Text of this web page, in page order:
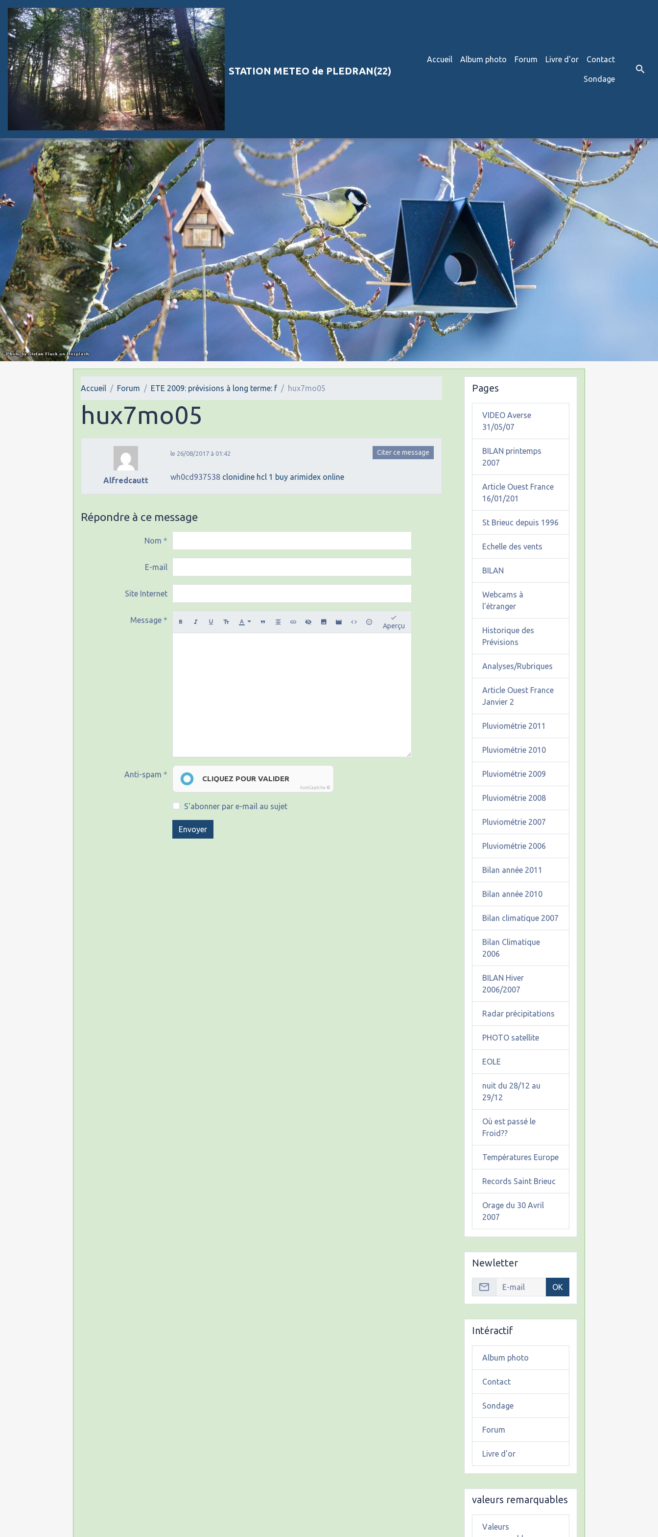
STATION METEO de PLEDRAN(22)
Accueil Album photo Forum Livre d'or Contact
Sondage
Accueil Forum ETE 2009: prévisions à long terme: f hux7mo05
hux7mo05
Alfredcautt
le 26/08/2017 à 01:42 Citer ce message
wh0cd937538 clonidine hcl 1 buy arimidex online
Répondre à ce message
Nom
E-mail
Site Internet
Message
Aperçu
Anti-spam CLIQUEZ POUR VALIDER
IconCaptcha ©
S'abonner par e-mail au sujet
Envoyer
Pages
VIDEO Averse
31/05/07
BILAN printemps
2007
Article Ouest France
16/01/201
St Brieuc depuis 1996
Echelle des vents
BILAN
Webcams à
l'étranger
Historique des
Prévisions
Analyses/Rubriques
Article Ouest France
Janvier 2
Pluviométrie 2011
Pluviométrie 2010
Pluviométrie 2009
Pluviométrie 2008
Pluviométrie 2007
Pluviométrie 2006
Bilan année 2011
Bilan année 2010
Bilan climatique 2007
Bilan Climatique
2006
BILAN Hiver
2006/2007
Radar précipitations
PHOTO satellite
EOLE
nuit du 28/12 au
29/12
Où est passé le
Froid??
Températures Europe
Records Saint Brieuc
Orage du 30 Avril
2007
Newletter
OK
Intéractif
Album photo
Contact
Sondage
Forum
Livre d'or
valeurs remarquables
Valeurs